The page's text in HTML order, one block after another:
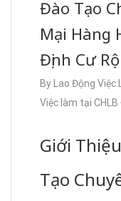
Đào Tạo
Mại Hàng
Định Cư
By Lao Động Việc
Việc làm tại
Giới
Tạo